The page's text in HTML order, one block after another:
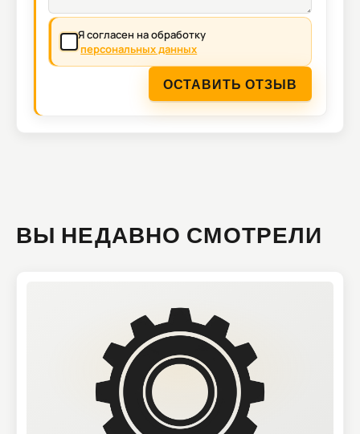
Я согласен на обработку
персональных данных
ОСТАВИТЬ ОТЗЫВ
ВЫ НЕДАВНО СМОТРЕЛИ